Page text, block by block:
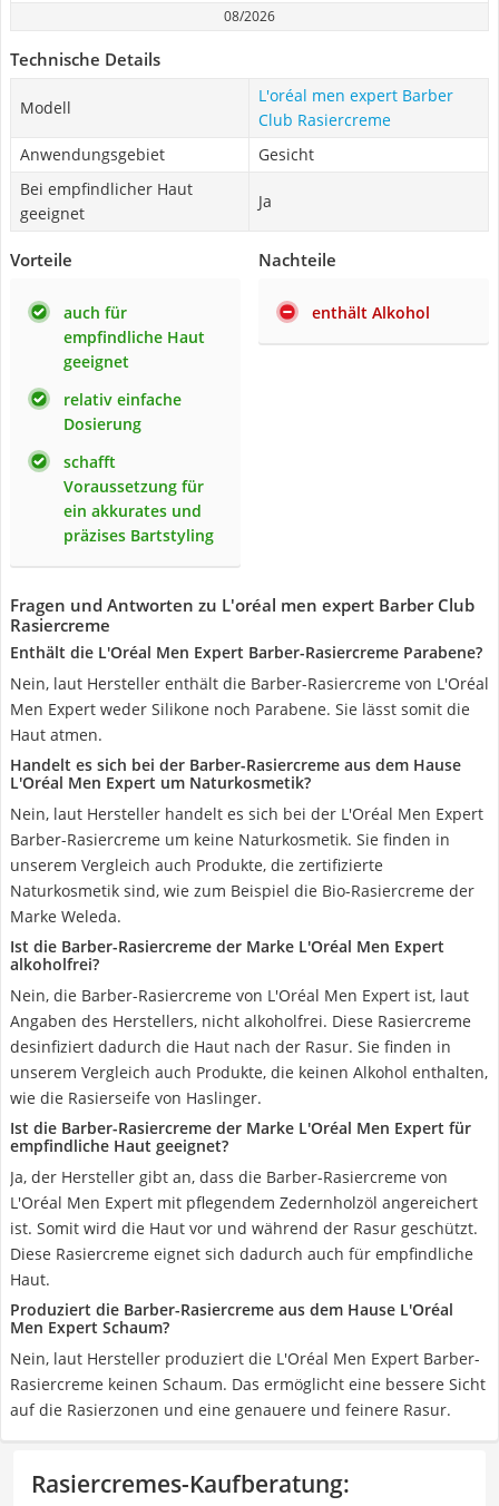
08/2026
Technische Details
Modell
L'oréal men expert Barber
Club Rasiercreme
Anwendungsgebiet
Gesicht
Bei empfindlicher Haut
geeignet
Ja
Vorteile
auch für
empfindliche Haut
geeignet
relativ einfache
Dosierung
schafft
Voraussetzung für
ein akkurates und
präzises Bartstyling
Nachteile
enthält Alkohol
Fragen und Antworten zu L'oréal men expert Barber Club
Rasiercreme
Enthält die L'Oréal Men Expert Barber-Rasiercreme Parabene?
Nein, laut Hersteller enthält die Barber-Rasiercreme von L'Oréal
Men Expert weder Silikone noch Parabene. Sie lässt somit die
Haut atmen.
Handelt es sich bei der Barber-Rasiercreme aus dem Hause
L'Oréal Men Expert um Naturkosmetik?
Nein, laut Hersteller handelt es sich bei der L'Oréal Men Expert
Barber-Rasiercreme um keine Naturkosmetik. Sie finden in
unserem Vergleich auch Produkte, die zertifizierte
Naturkosmetik sind, wie zum Beispiel die Bio-Rasiercreme der
Marke Weleda.
Ist die Barber-Rasiercreme der Marke L'Oréal Men Expert
alkoholfrei?
Nein, die Barber-Rasiercreme von L'Oréal Men Expert ist, laut
Angaben des Herstellers, nicht alkoholfrei. Diese Rasiercreme
desinfiziert dadurch die Haut nach der Rasur. Sie finden in
unserem Vergleich auch Produkte, die keinen Alkohol enthalten,
wie die Rasierseife von Haslinger.
Ist die Barber-Rasiercreme der Marke L'Oréal Men Expert für
empfindliche Haut geeignet?
Ja, der Hersteller gibt an, dass die Barber-Rasiercreme von
L'Oréal Men Expert mit pflegendem Zedernholzöl angereichert
ist. Somit wird die Haut vor und während der Rasur geschützt.
Diese Rasiercreme eignet sich dadurch auch für empfindliche
Haut.
Produziert die Barber-Rasiercreme aus dem Hause L'Oréal
Men Expert Schaum?
Nein, laut Hersteller produziert die L'Oréal Men Expert Barber-
Rasiercreme keinen Schaum. Das ermöglicht eine bessere Sicht
auf die Rasierzonen und eine genauere und feinere Rasur.
Rasiercremes-Kaufberatung: